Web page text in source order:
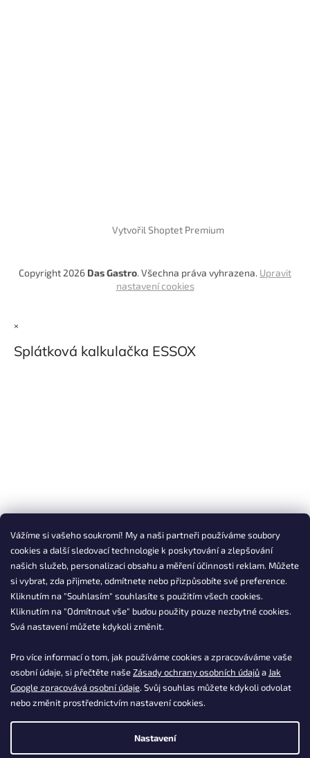
Vážíme si vašeho soukromí! My a naši partneři používáme soubory
cookies a další sledovací technologie k poskytování a zlepšování
našich služeb, personalizaci obsahu a měření účinnosti reklam. Můžete
si vybrat, zda přijmete, odmítnete nebo přizpůsobíte své preference.
Kliknutím na "Souhlasím" souhlasíte s použitím všech cookies.
Kliknutím na "Odmítnout vše" budou použity pouze nezbytné cookies.
Svá nastavení můžete kdykoli změnit.
Pro více informací o tom, jak používáme cookies a zpracováváme vaše
osobní údaje, si přečtěte našeZásady ochrany osobních údajůa Jak
Google zpracovává osobní údaje. Svůj souhlas můžete kdykoli odvolat
nebo změnit prostřednictvím nastavení cookies.
Nastavení
Vytvořil Shoptet Premium
Copyright 2026 Das Gastro. Všechna práva vyhrazena. Upravit
nastavení cookies
×
Splátková kalkulačka ESSOX